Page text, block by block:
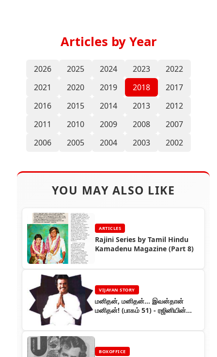
Articles by Year
2026 2025 2024 2023
2022
2021
2020 2019 2018
2017
2016
2015 2014 2013
2012
2011
2010 2009 2008
2007
2006
2005 2004 2003 2002
YOU MAY ALSO LIKE
ARTICLES
Rajini Series by Tamil Hindu
Kamadenu Magazine (Part 8)
VIJAYAN STORY
மனிதன், மனிதன்... இவன்தான்
மனிதன்! (பாகம் 51) - ரஜினியின்
BOXOFFICE